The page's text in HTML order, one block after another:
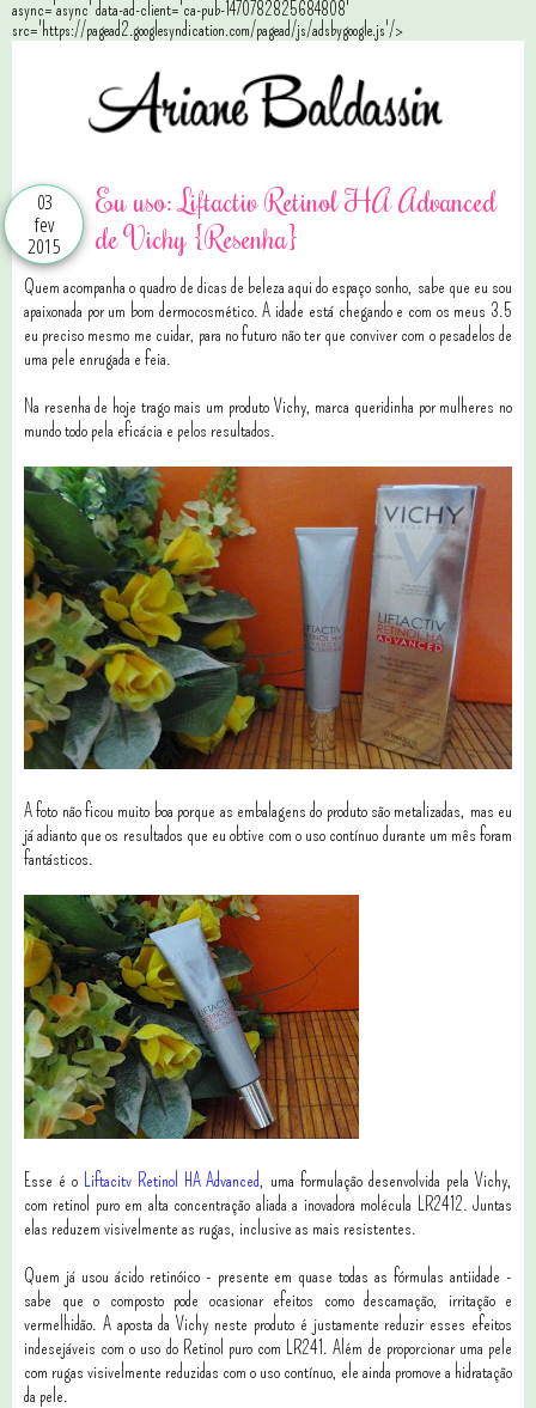
async='async' data-ad-client='ca-pub-1470782825684808'
src='https://pagead2.googlesyndication.com/pagead/js/adsbygoogle.js'/>
03
fev
2015
Eu uso: Liftactiv Retinol HA Advanced
de Vichy {Resenha}
Quem acompanha o quadro de dicas de beleza aqui do espaço sonho, sabe que eu sou
apaixonada por um bom dermocosmético. A idade está chegando e com os meus 3.5
eu preciso mesmo me cuidar, para no futuro não ter que conviver com o pesadelos de
uma pele enrugada e feia.
Na resenha de hoje trago mais um produto Vichy, marca queridinha por mulheres no
mundo todo pela eficácia e pelos resultados.
A foto não ficou muito boa porque as embalagens do produto são metalizadas, mas eu
já adianto que os resultados que eu obtive com o uso contínuo durante um mês foram
fantásticos.
Esse é o Liftacitv Retinol HA Advanced , uma formulação desenvolvida pela Vichy,
com retinol puro em alta concentração aliada a inovadora molécula LR2412. Juntas
elas reduzem visivelmente as rugas, inclusive as mais resistentes.
Quem já usou ácido retinóico - presente em quase todas as fórmulas antiidade -
sabe que o composto pode ocasionar efeitos como descamação, irritação e
vermelhidão. A aposta da Vichy neste produto é justamente reduzir esses efeitos
indesejáveis com o uso do Retinol puro com LR241. Além de proporcionar uma pele
com rugas visivelmente reduzidas com o uso contínuo, ele ainda promove a hidratação
da pele.